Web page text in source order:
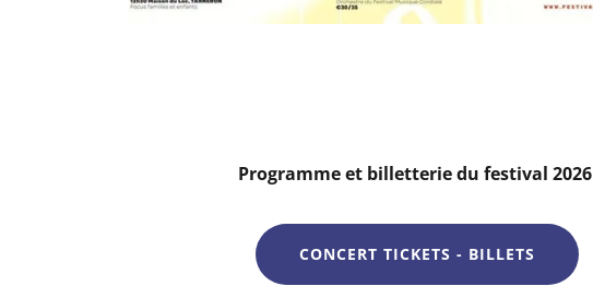
Programme et billetterie du festival 2026
CONCERT TICKETS - BILLETS